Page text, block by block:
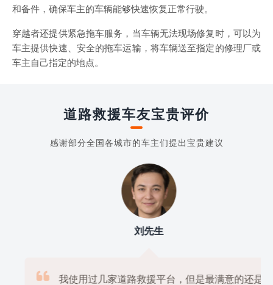
和备件，确保车主的车辆能够快速恢复正常行驶。
穿越者还提供紧急拖车服务，当车辆无法现场修复时，可以为
车主提供快速、安全的拖车运输，将车辆送至指定的修理厂或
车主自己指定的地点。
道路救援车友宝贵评价
感谢部分全国各城市的车主们提出宝贵建议
刘先生

我使用过几家道路救援平台，但是最满意的还是